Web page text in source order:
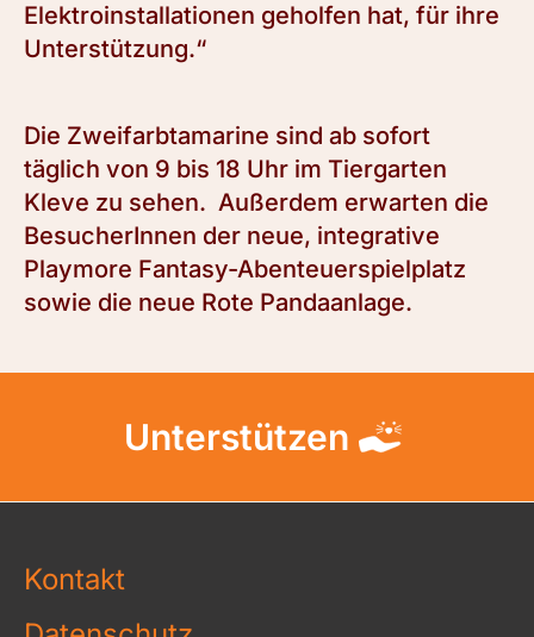
Elektroinstallationen geholfen hat, für ihre
Unterstützung.“
Die Zweifarbtamarine sind ab sofort
täglich von 9 bis 18 Uhr im Tiergarten
Kleve zu sehen. Außerdem erwarten die
BesucherInnen der neue, integrative
Playmore Fantasy-Abenteuerspielplatz
sowie die neue Rote Pandaanlage.
Unterstützen
Kontakt